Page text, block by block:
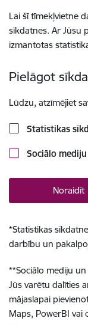
Lai šī tīmekļvietne
sīkdatnes. Ar Jūsu
izmantotas
Pielāgot
Lūdzu, atzīmējiet
Statistikas
Sociālo
Noraidīt
*Statistikas
darbību un
**Sociālo mediju
Jūs varētu dalīties
mājaslapai
Maps, PowerBI vai